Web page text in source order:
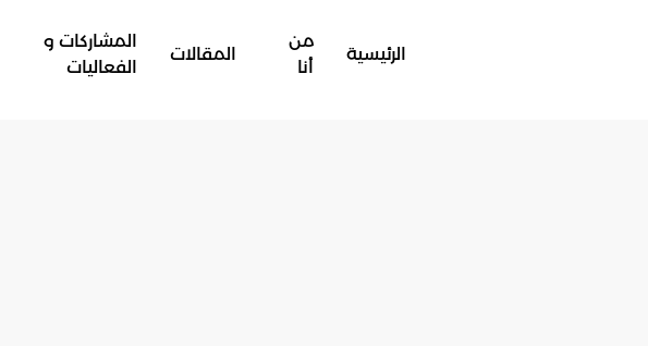
الرئيسية
من
أنا
المقالات
المشاركات و
الفعاليات